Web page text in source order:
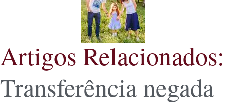
Artigos Relacionados:
Transferência negada